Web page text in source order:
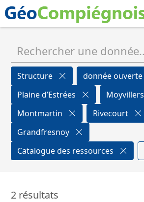
Structure
donnée ouverte
Plaine d’Estrées
Moyvillers
Montmartin
Rivecourt
Grandfresnoy
Catalogue des ressources
2 résultats